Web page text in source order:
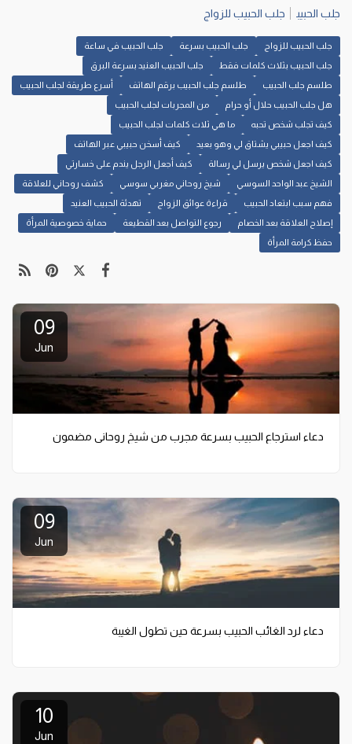
جلب الحبيب جلب الحبيب للزواج
جلب الحبيب للزواج جلب الحبيب بسرعة جلب الحبيب في ساعة
جلب الحبيب بثلاث كلمات فقط جلب الحبيب العنيد بسرعة البرق
طلسم جلب الحبيب طلسم جلب الحبيب برقم الهاتف أسرع طريقة لجلب الحبيب
هل جلب الحبيب حلال أو حرام من المجربات لجلب الحبيب
كيف تجلب شخص تحبه ما هي ثلاث كلمات لجلب الحبيب
كيف اجعل حبيبي يشتاق لي وهو بعيد كيف أسخن حبيبي عبر الهاتف
كيف اجعل شخص يرسل لي رسالة كيف أجعل الرجل يندم على خسارتي
الشيخ عبد الواحد السوسي شيخ روحاني مغربي سوسي كشف روحاني للعلاقة
فهم سبب ابتعاد الحبيب قراءة عوائق الزواج تهدئة الحبيب العنيد
إصلاح العلاقة بعد الخصام رجوع التواصل بعد القطيعة حماية خصوصية المرأة
حفظ كرامة المرأة
09
Jun
دعاء استرجاع الحبيب بسرعة مجرب من شيخ روحاني مضمون
09
Jun
دعاء لرد الغائب الحبيب بسرعة حين تطول الغيبة
10
Jun